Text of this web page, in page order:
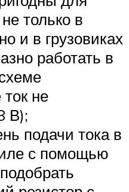
только в
и в грузовиках
работать в
ток не
В);
подачи тока в
с помощью